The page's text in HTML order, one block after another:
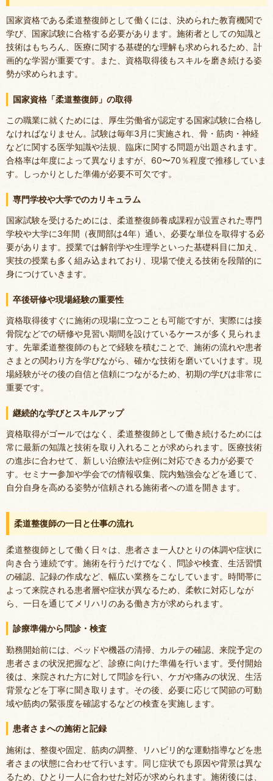
国家資格である柔道整復師として働くには、決められた教育機関で
学び、国家試験に合格する必要があります。施術者としての知識と
技術はもちろん、医療に関する基礎的な理解も求められるため、計
画的な学習が重要です。また、資格取得後もスキルを磨き続ける姿
勢が求められます。
国家資格「柔道整復師」の取得
この職業に就くためには、厚生労働省が認定する国家試験に合格し
なければなりません。試験は毎年3月に実施され、骨・筋肉・神経
などに関する医学知識や法規、臨床に関する問題が出題されます。
合格率は年度によって異なりますが、60〜70％程度で推移していま
す。しっかりとした準備が必要不可欠です。
専門学校や大学でのカリキュラム
国家試験を受けるためには、柔道整復師養成課程が設置された専門
学校や大学に3年間（夜間部は4年）通い、必要な単位を取得する必
要があります。授業では解剖学や生理学といった基礎科目に加え、
実技の授業も多く組み込まれており、現場で使える技術を段階的に
身につけていきます。
卒後研修や現場経験の重要性
資格取得後すぐに施術の現場に立つことも可能ですが、実際には接
骨院などでの研修や見習い期間を設けているケースが多く見られま
す。先輩柔道整復師のもとで経験を積むことで、施術の流れや患者
さまとの関わり方を学びながら、確かな技術を磨いていけます。現
場経験がその後の自信と信頼につながるため、初期の学びは非常に
重要です。
継続的な学びとスキルアップ
資格取得がゴールではなく、柔道整復師として働き続けるためには
常に最新の知識と技術を取り入れることが求められます。医療技術
の進歩に合わせて、新しい治療法や症例に対応できる力が必要で
す。セミナー参加や学会での情報収集、院内勉強会などを通じて、
自分自身を高める姿勢が信頼される施術者への道を開きます。
柔道整復師の一日と仕事の流れ
柔道整復師として働く日々は、患者さま一人ひとりの体調や症状に
向き合う連続です。施術を行うだけでなく、問診や検査、生活習慣
の確認、記録の作成など、幅広い業務をこなしています。時間帯に
よって来院される患者層や症状が異なるため、柔軟に対応しなが
ら、一日を通じてメリハリのある働き方が求められます。
診療準備から問診・検査
勤務開始前には、ベッドや機器の清掃、カルテの確認、来院予定の
患者さまの状況把握など、診療に向けた準備を行います。受付開始
後は、来院された方に対して問診を行い、ケガや痛みの状況、生活
背景などを丁寧に聞き取ります。その後、必要に応じて関節の可動
域や筋肉の緊張度を確認するなどの検査を実施します。
患者さまへの施術と記録
施術は、整復や固定、筋肉の調整、リハビリ的な運動指導などを患
者さまの状態に合わせて行います。同じ症状でも原因や背景は異な
るため、ひとり一人に合わせた対応が求められます。施術後には、